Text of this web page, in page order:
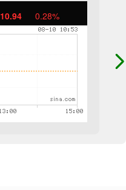
10.94 0.28%